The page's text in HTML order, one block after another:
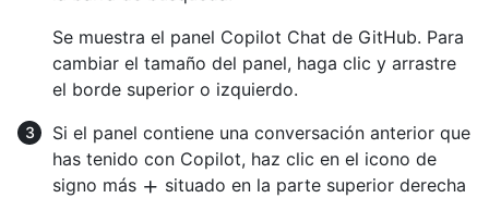
Se muestra el panel Copilot Chat de GitHub. Para
cambiar el tamaño del panel, haga clic y arrastre
el borde superior o izquierdo.
Si el panel contiene una conversación anterior que
has tenido con Copilot, haz clic en el icono de
signo más
situado en la parte superior derecha